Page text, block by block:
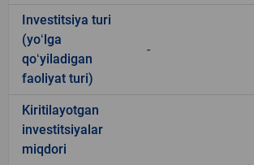
Investitsiya turi
(yoʻlga
qoʻyiladigan
faoliyat turi)
-
Kiritilayotgan
investitsiyalar
miqdori